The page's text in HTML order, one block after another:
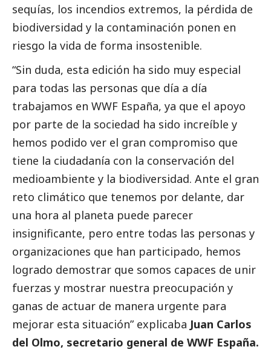
sequías, los incendios extremos, la pérdida de
biodiversidad y la contaminación ponen en
riesgo la vida de forma insostenible.
“Sin duda, esta edición ha sido muy especial
para todas las personas que día a día
trabajamos en WWF España, ya que el apoyo
por parte de la sociedad ha sido increíble y
hemos podido ver el gran compromiso que
tiene la ciudadanía con la conservación del
medioambiente y la biodiversidad. Ante el gran
reto climático que tenemos por delante, dar
una hora al planeta puede parecer
insignificante, pero entre todas las personas y
organizaciones que han participado, hemos
logrado demostrar que somos capaces de unir
fuerzas y mostrar nuestra preocupación y
ganas de actuar de manera urgente para
mejorar esta situación” explicaba Juan Carlos
del Olmo, secretario general de WWF España.